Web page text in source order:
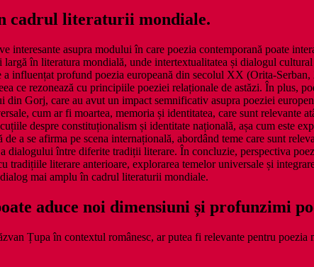
cadrul literaturii mondiale.
interesante asupra modului în care poezia contemporană poate
în literatura mondială, unde intertextualitatea și dialogul
influențat profund poezia europeană din secolul XX (Orita-
ce rezonează cu principiile poeziei relaționale de astăzi. În plus,
din Gorj, care au avut un impact semnificativ asupra poeziei
cum ar fi moartea, memoria și identitatea, care sunt relevante
despre constituționalism și identitate națională, așa cum este
a se afirma pe scena internațională, abordând teme care sunt
între diferite tradiții literare. În concluzie, perspectiva
tradițiile literare anterioare, explorarea temelor universale și
mai amplu în cadrul literaturii mondiale.
aduce noi dimensiuni și profunzimi
Țupa în contextul românesc, ar putea fi relevante pentru